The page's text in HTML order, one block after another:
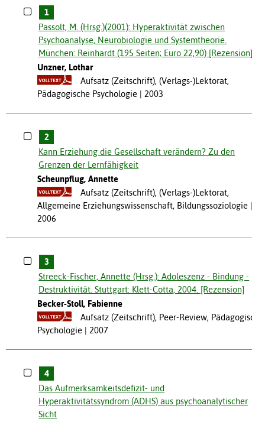
1
Passolt, M. (Hrsg.)(2001): Hyperaktivität zwischen
Psychoanalyse, Neurobiologie und Systemtheorie.
München: Reinhardt (195 Seiten; Euro 22,90) [Rezension]
Unzner, Lothar
Aufsatz (Zeitschrift), (Verlags-)Lektorat,
Pädagogische Psychologie
2003
2
Kann Erziehung die Gesellschaft verändern? Zu den
Grenzen der Lernfähigkeit
Scheunpflug, Annette
Aufsatz (Zeitschrift), (Verlags-)Lektorat,
Allgemeine Erziehungswissenschaft, Bildungssoziologie
2006
3
Streeck-Fischer, Annette (Hrsg.): Adoleszenz - Bindung -
Destruktivität. Stuttgart: Klett-Cotta, 2004. [Rezension]
Becker-Stoll, Fabienne
Aufsatz (Zeitschrift), Peer-Review, Pädagogische
Psychologie
2007
4
Das Aufmerksamkeitsdefizit- und
Hyperaktivitätssyndrom (ADHS) aus psychoanalytischer
Sicht